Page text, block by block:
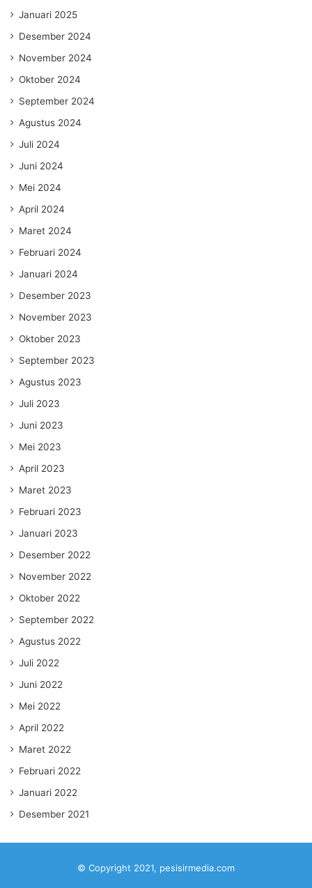
Januari 2025
Desember 2024
November 2024
Oktober 2024
September 2024
Agustus 2024
Juli 2024
Juni 2024
Mei 2024
April 2024
Maret 2024
Februari 2024
Januari 2024
Desember 2023
November 2023
Oktober 2023
September 2023
Agustus 2023
Juli 2023
Juni 2023
Mei 2023
April 2023
Maret 2023
Februari 2023
Januari 2023
Desember 2022
November 2022
Oktober 2022
September 2022
Agustus 2022
Juli 2022
Juni 2022
Mei 2022
April 2022
Maret 2022
Februari 2022
Januari 2022
Desember 2021
© Copyright 2021, pesisirmedia.com